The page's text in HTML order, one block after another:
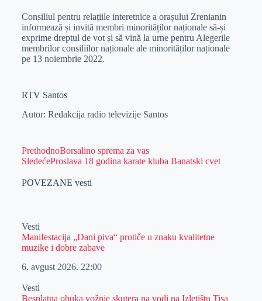
Consiliul pentru relațiile interetnice a orașului Zrenianin
informează și invită membri minorităților naționale să-și
exprime dreptul de vot și să vină la urne pentru Alegerile
membrilor consiliilor naționale ale minorităților naționale
pe 13 noiembrie 2022.
RTV Santos
Autor: Redakcija radio televizije Santos
PrethodnoBorsalino sprema za vas
SledećeProslava 18 godina karate kluba Banatski cvet
POVEZANE vesti
Vesti
Manifestacija „Dani piva“ protiče u znaku kvalitetne
muzike i dobre zabave
6. avgust 2026. 22:00
Vesti
Besplatna obuka vožnje skutera na vodi na Izletištu Tisa